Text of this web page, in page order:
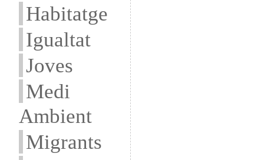
Habitatge
Igualtat
Joves
Medi
Ambient
Migrants